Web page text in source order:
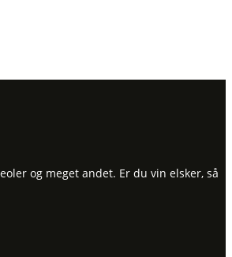
og meget andet. Er du vin elsker, så